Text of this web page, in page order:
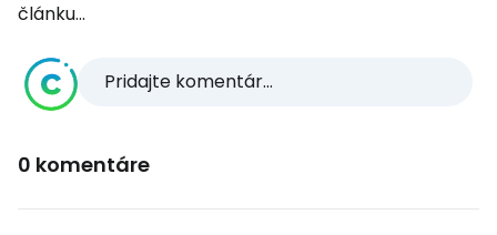
článku...
Pridajte komentár...
0 komentáre